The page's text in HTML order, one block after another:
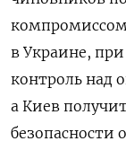
в Украине,
контроль над
а Киев
безопасности